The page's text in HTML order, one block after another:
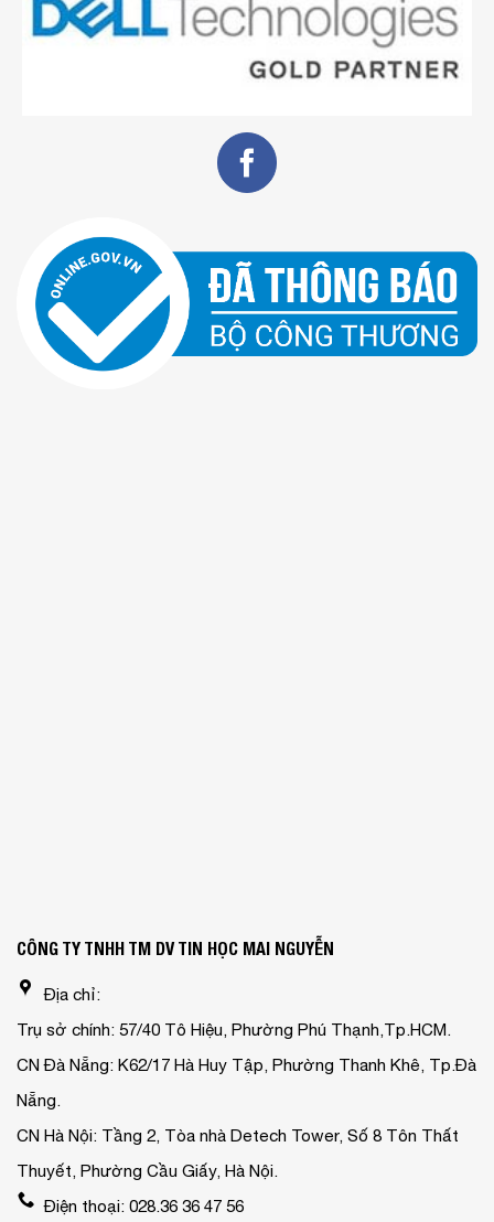
CÔNG TY TNHH TM DV TIN HỌC MAI NGUYỄN
Địa chỉ:
Trụ sở chính: 57/40 Tô Hiệu, Phường Phú Thạnh,Tp.HCM.
CN Đà Nẵng: K62/17 Hà Huy Tập, Phường Thanh Khê, Tp.Đà
Nẵng.
CN Hà Nội: Tầng 2, Tòa nhà Detech Tower, Số 8 Tôn Thất
Thuyết, Phường Cầu Giấy, Hà Nội.
Điện thoại: 028.36 36 47 56